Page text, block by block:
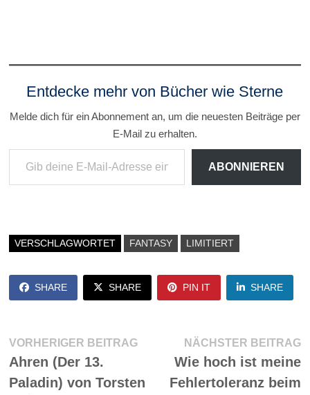
Entdecke mehr von Bücher wie Sterne
Melde dich für ein Abonnement an, um die neuesten Beiträge per
E-Mail zu erhalten.
Gib deine E-Mail-Adresse ein ...
ABONNIEREN
VERSCHLAGWORTET FANTASY LIMITIERT
SHARE SHARE PIN IT SHARE
Beitragsnavigation
VORHERIGER BEITRAGVorheriger
Beitrag:
Ahren (Der 13.
Paladin) von Torsten
NÄCHSTER BEITRAG
Wie hoch ist meine
Fehlertoleranz beim